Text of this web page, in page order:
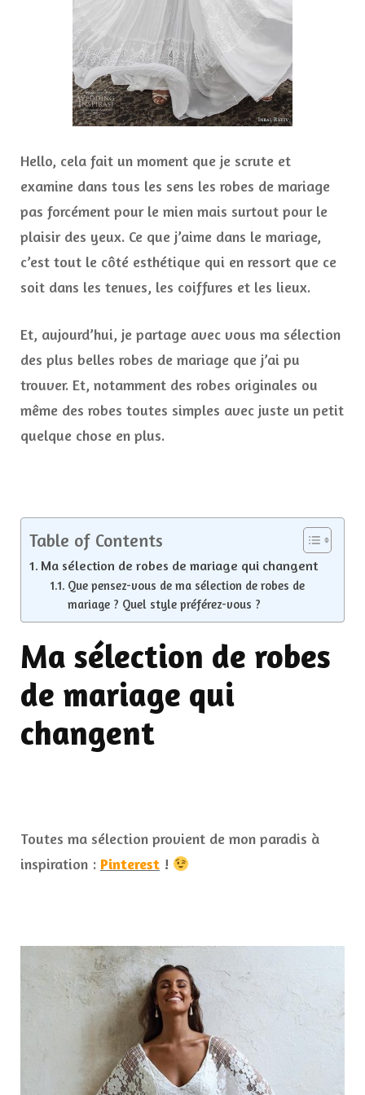
Hello, cela fait un moment que je scrute et
examine dans tous les sens les robes de mariage
pas forcément pour le mien mais surtout pour le
plaisir des yeux. Ce que j’aime dans le mariage,
c’est tout le côté esthétique qui en ressort que ce
soit dans les tenues, les coiffures et les lieux.
Et, aujourd’hui, je partage avec vous ma sélection
des plus belles robes de mariage que j’ai pu
trouver. Et, notamment des robes originales ou
même des robes toutes simples avec juste un petit
quelque chose en plus.
Table of Contents
Ma sélection de robes de mariage qui changent
Que pensez-vous de ma sélection de robes de
mariage ? Quel style préférez-vous ?
Ma sélection de robes
de mariage qui
changent
Toutes ma sélection provient de mon paradis à
inspiration : Pinterest !